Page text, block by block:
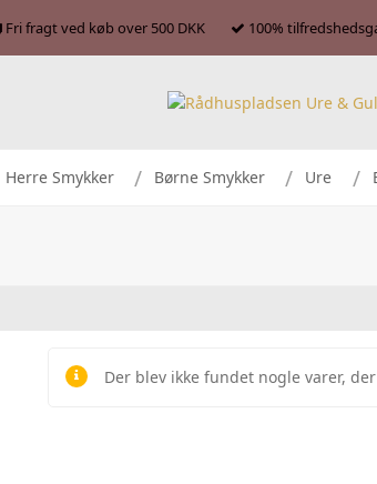
Fri fragt ved køb over 500 DKK 100%
Herre Smykker Børne Smykker Ure
Der blev ikke fundet nogle varer,